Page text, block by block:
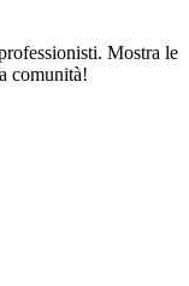
Mostra le
comunità!